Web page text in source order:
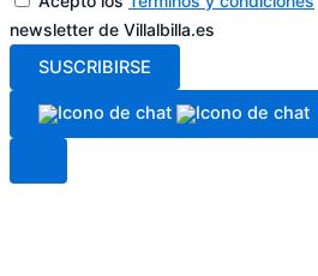
newsletter de Villalbilla.es
SUSCRIBIRSE